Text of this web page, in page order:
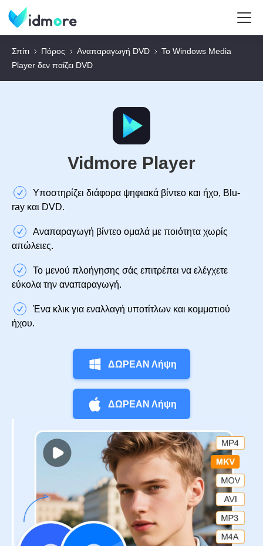
Σπίτι Πόρος Αναπαραγωγή DVD
Το Windows Media
Player δεν παίζει DVD
Vidmore Player
Υποστηρίζει διάφορα ψηφιακά βίντεο και ήχο, Blu-
ray και DVD.
Αναπαραγωγή βίντεο ομαλά με ποιότητα χωρίς
απώλειες.
Το μενού πλοήγησης σάς επιτρέπει να ελέγχετε
εύκολα την αναπαραγωγή.
Ένα κλικ για εναλλαγή υποτίτλων και κομματιού
ήχου.
ΔΩΡΕΑΝ Λήψη
ΔΩΡΕΑΝ Λήψη